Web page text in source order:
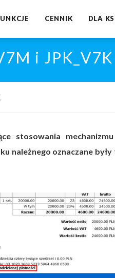
CENNIK DLA
i JPK_V7K
stosowania
należnego oznaczane